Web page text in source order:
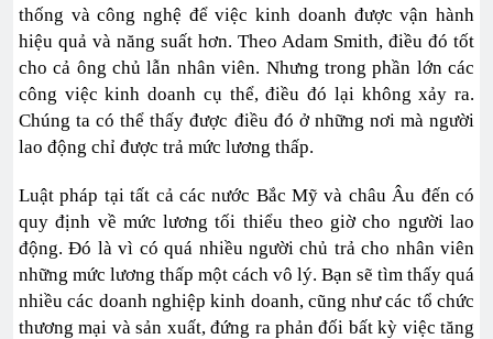
thống và công nghệ để việc kinh doanh được vận hành
hiệu quả và năng suất hơn. Theo Adam Smith, điều đó tốt
cho cả ông chủ lẫn nhân viên. Nhưng trong phần lớn các
công việc kinh doanh cụ thể, điều đó lại không xảy ra.
Chúng ta có thể thấy được điều đó ở những nơi mà người
lao động chỉ được trả mức lương thấp.
Luật pháp tại tất cả các nước Bắc Mỹ và châu Âu đến có
quy định về mức lương tối thiểu theo giờ cho người lao
động. Đó là vì có quá nhiều người chủ trả cho nhân viên
những mức lương thấp một cách vô lý. Bạn sẽ tìm thấy quá
nhiều các doanh nghiệp kinh doanh, cũng như các tổ chức
thương mại và sản xuất, đứng ra phản đối bất kỳ việc tăng